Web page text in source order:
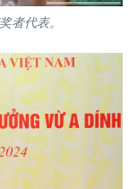
者代表。